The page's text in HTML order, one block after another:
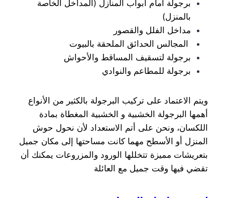
برجولة أمام أبواب المنازل (المداخل الخاصة
بالمنزل)
مداخل الفلل والقصور
المجالس الحدائق الملحقة بالبيوت
برجولة لتسقيف المساقط والأحواش
برجولة للمطاعم والنوادي
ويتم الاعتماد على تركيب البرجولة بالكثير من الأنواع
أهمها البرجولة الخشبية و الخشبية المغطاة بمادة
اللكسان، ونحن على أتم الاستعداد لأن نحول حوش
المنزل أو الأسطح مهما كانت مساحتها إلى مكان جميل
بتعريشات مميزة تتخللها الورود والمزروعات يمكنك أن
تقضي فيها وقت جميل مع العائلة